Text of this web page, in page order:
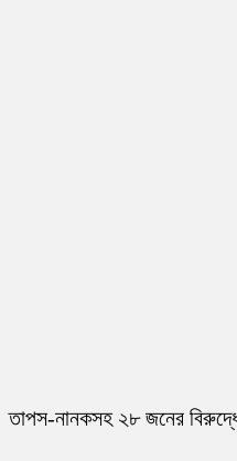
তাপস-নানকসহ ২৮ জনের